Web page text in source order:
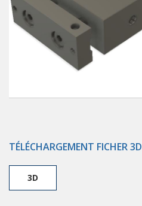
TÉLÉCHARGEMENT FICHER 3D
3D